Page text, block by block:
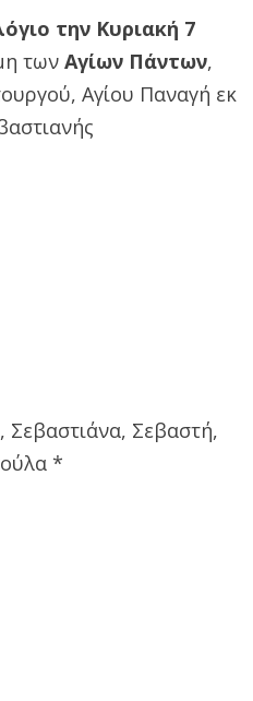
την Κυριακή 7
των Αγίων Πάντων,
Αγίου Παναγή εκ
Σεβαστιάνα, Σεβαστή,
*